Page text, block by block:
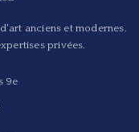
anciens et modernes.
privées.
9e